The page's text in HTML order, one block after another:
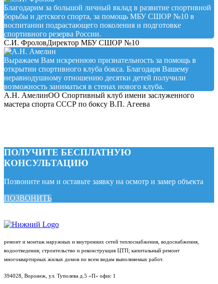
Благодарим за большой личный вклад в развитие спортивной
борьбы и детского спорта, за помощь МБУ СШОР №10 в
воспитании подрастающего поколения и подготовке
спортивного резерва России.
С.И. ФроловДиректор МБУ СШОР №10
Выражаем Вам искреннюю признательность за помощь в
открытии спортивного клуба бокса. Благодаря Вашему
неравнодушному отношению десятки детей получили
возможность заниматься в стенах нового клуба.
А.Н. АмелинОО Спортивный клуб имени заслуженного
мастера спорта СССР по боксу В.П. Агеева
ПОЛУЧИТЕ БЕСПЛАТНУЮ
КОНСУЛЬТАЦИЮ
Позвоните нам и оставьте заявку на осмотр и замер объекта
ПОЗВОНИТЬ
ремонт и монтаж наружных и внутренних сетей теплоснабжения, водоснабжения,
водоотведения; строительство и реконструкция ЦТП; капитальный ремонт
многоквартирных жилых домов по всем видам выполняемых работ.
394028, Воронеж, ул. Туполева д.5 «П» офис 1